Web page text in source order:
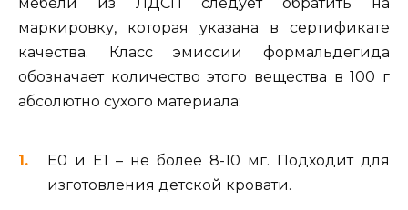
маркировку, которая указана в сертификате
качества. Класс эмиссии формальдегида
обозначает количество этого вещества в 100 г
абсолютно сухого материала:
Е0 и Е1 – не более 8-10 мг. Подходит для
изготовления детской кровати.